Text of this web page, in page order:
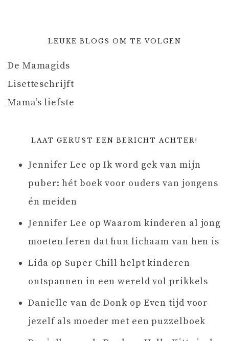
LEUKE BLOGS OM TE VOLGEN
De Mamagids
Lisetteschrijft
Mama’s liefste
LAAT GERUST EEN BERICHT ACHTER!
Jennifer Lee opIk word gek van mijn
puber: hét boek voor ouders van jongens
én meiden
Jennifer Lee opWaarom kinderen al jong
moeten leren dat hun lichaam van hen is
Lida op Super Chill helpt kinderen
ontspannen in een wereld vol prikkels
Danielle van de Donk op Even tijd voor
jezelf als moeder met een puzzelboek